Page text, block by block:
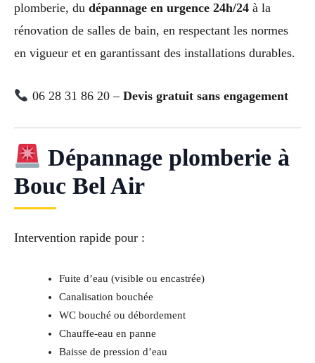
plomberie, du dépannage en urgence 24h/24 à la
rénovation de salles de bain, en respectant les normes
en vigueur et en garantissant des installations durables.
06 28 31 86 20 – Devis gratuit sans engagement
Dépannage plomberie à
Bouc Bel Air
Intervention rapide pour :
Fuite d’eau (visible ou encastrée)
Canalisation bouchée
WC bouché ou débordement
Chauffe-eau en panne
Baisse de pression d’eau